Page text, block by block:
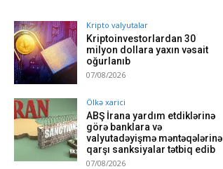
Kripto valyutalar
Kriptoinvestorlardan 30
milyon dollara yaxın vəsait
oğurlanıb
07/08/2026
Ölkə xarici
ABŞ İrana yardım etdiklərinə
görə banklara və
valyutadəyişmə məntəqələrinə
qarşı sanksiyalar tətbiq edib
07/08/2026